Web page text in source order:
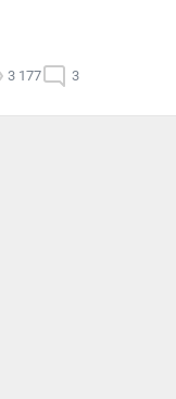
3 177 3